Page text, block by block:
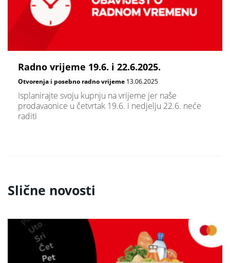
Radno vrijeme 19.6. i 22.6.2025.
Otvorenja i posebno radno vrijeme 13.06.2025
Isplanirajte svoju kupnju na vrijeme jer naše
prodavaonice u četvrtak 19.6. i nedjelju 22.6. neće
raditi
Slične novosti